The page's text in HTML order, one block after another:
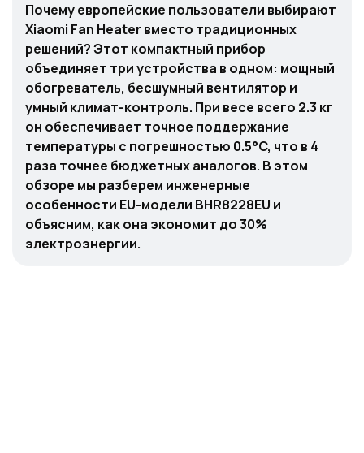
Почему европейские пользователи выбирают
Xiaomi Fan Heater вместо традиционных
решений? Этот компактный прибор
объединяет три устройства в одном: мощный
обогреватель, бесшумный вентилятор и
умный климат-контроль. При весе всего 2.3 кг
он обеспечивает точное поддержание
температуры с погрешностью 0.5°C, что в 4
раза точнее бюджетных аналогов. В этом
обзоре мы разберем инженерные
особенности EU-модели BHR8228EU и
объясним, как она экономит до 30%
электроэнергии.